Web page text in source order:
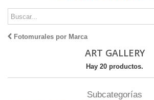
Fotomurales por Marca
ART GALLERY
Hay 20 productos.
Subcategorías